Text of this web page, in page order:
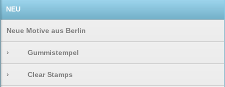
NEU
Neue Motive aus Berlin
› Gummistempel
› Clear Stamps